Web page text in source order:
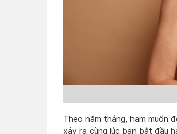
Theo năm tháng, ham muốn
xảy ra cùng lúc bạn bắt đầu